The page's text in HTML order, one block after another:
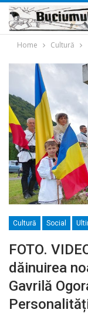
Home Cultură
Cultură Social
FOTO.
dăinuirea
Gavrilă